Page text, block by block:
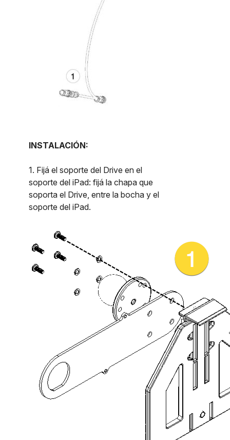
INSTALACIÓN:
1. Fijá el soporte del Drive en el
soporte del iPad: fijá la chapa que
soporta el Drive, entre la bocha y el
soporte del iPad.